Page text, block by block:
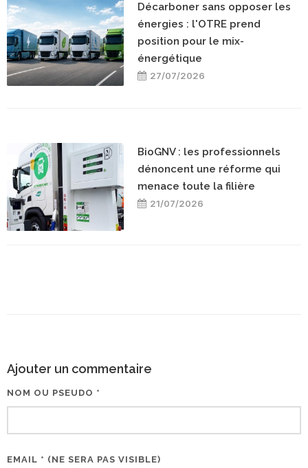
Décarboner sans opposer les
énergies : l'OTRE prend
position pour le mix-
énergétique
27/07/2026
BioGNV : les professionnels
dénoncent une réforme qui
menace toute la filière
21/07/2026
Ajouter un commentaire
NOM OU PSEUDO *
EMAIL * (NE SERA PAS VISIBLE)